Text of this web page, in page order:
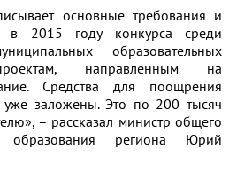
основные требования и
в 2015 году конкурса среди
образовательных
направленным на
Средства для поощрения
заложены. Это по 200 тысяч
– рассказал министр общего
образования региона Юрий